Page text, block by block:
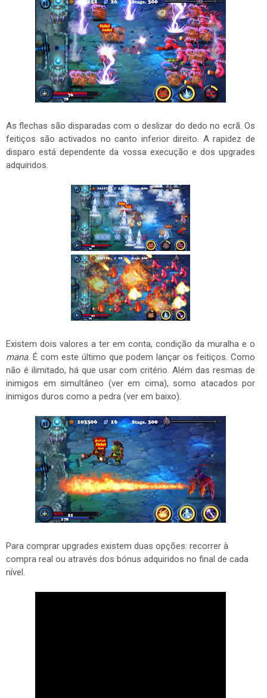
As flechas são disparadas com o deslizar do dedo no ecrã. Os
feitiços são activados no canto inferior direito. A rapidez de
disparo está dependente da vossa execução e dos upgrades
adquiridos.
Existem dois valores a ter em conta, condição da muralha e o
mana. É com este último que podem lançar os feitiços. Como
não é ilimitado, há que usar com critério. Além das resmas de
inimigos em simultâneo (ver em cima), somo atacados por
inimigos duros como a pedra (ver em baixo).
Para comprar upgrades existem duas opções: recorrer à
compra real ou através dos bónus adquiridos no final de cada
nível.